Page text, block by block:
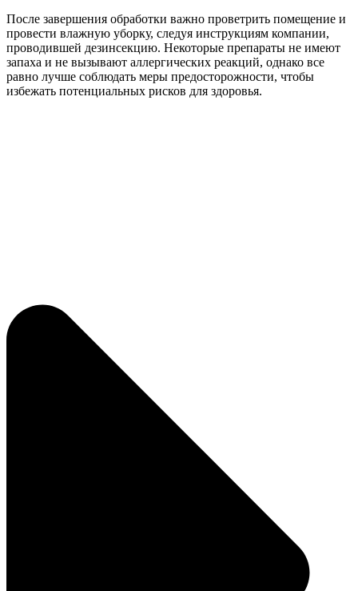
После завершения обработки важно проветрить помещение и
провести влажную уборку, следуя инструкциям компании,
проводившей дезинсекцию. Некоторые препараты не имеют
запаха и не вызывают аллергических реакций, однако все
равно лучше соблюдать меры предосторожности, чтобы
избежать потенциальных рисков для здоровья.